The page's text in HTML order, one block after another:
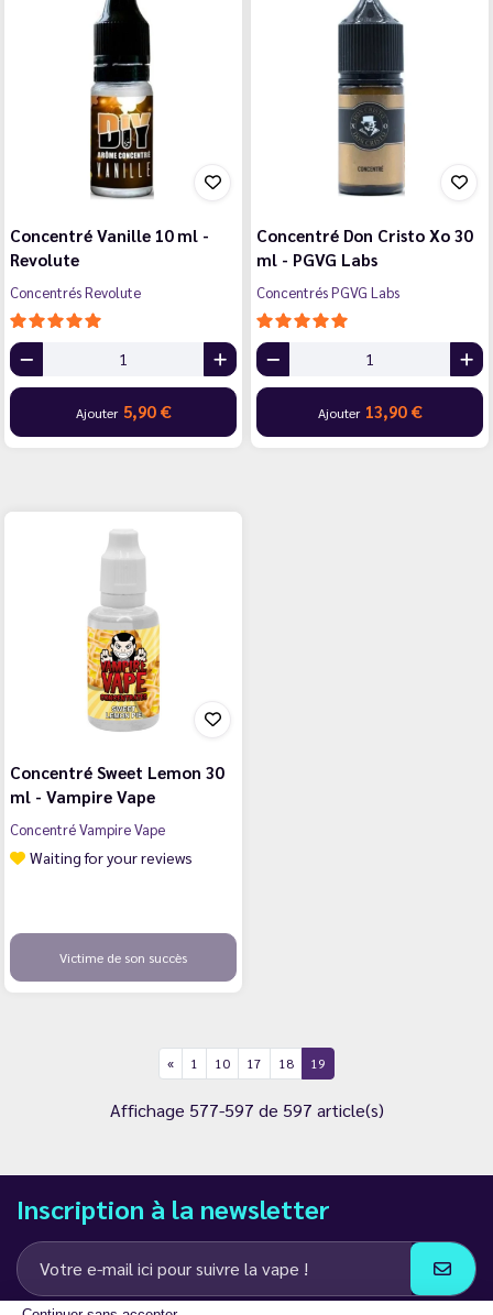
Concentré Vanille 10 ml -
Revolute
Concentrés Revolute
Ajouter 5,90 €
Concentré Don Cristo Xo 30
ml - PGVG Labs
Concentrés PGVG Labs
Ajouter 13,90 €
Concentré Sweet Lemon 30
ml - Vampire Vape
Concentré Vampire Vape
Waiting for your reviews
Victime de son succès
1 10 17 18 19
Affichage 577-597 de 597 article(s)
Inscription à la newsletter